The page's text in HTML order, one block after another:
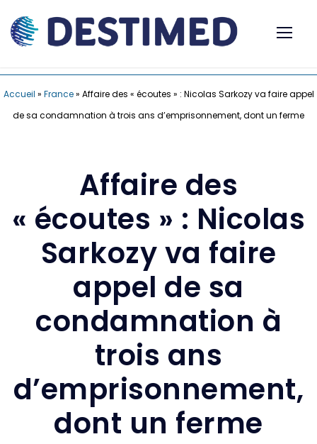
Accueil » France» Affaire des « écoutes » : Nicolas Sarkozy va faire appel
de sa condamnation à trois ans d’emprisonnement, dont un ferme
Affaire des
« écoutes » : Nicolas
Sarkozy va faire
appel de sa
condamnation à
trois ans
d’emprisonnement,
dont un ferme